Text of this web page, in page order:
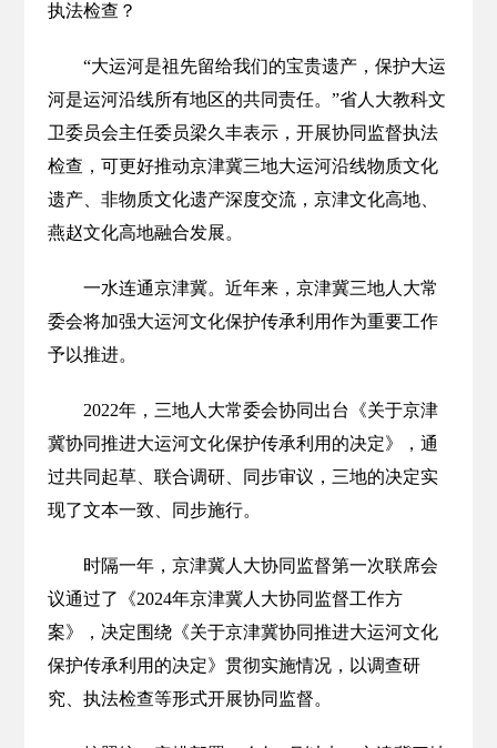
执法检查？
“大运河是祖先留给我们的宝贵遗产，保护大运
河是运河沿线所有地区的共同责任。”省人大教科文
卫委员会主任委员梁久丰表示，开展协同监督执法
检查，可更好推动京津冀三地大运河沿线物质文化
遗产、非物质文化遗产深度交流，京津文化高地、
燕赵文化高地融合发展。
一水连通京津冀。近年来，京津冀三地人大常
委会将加强大运河文化保护传承利用作为重要工作
予以推进。
2022年，三地人大常委会协同出台《关于京津
冀协同推进大运河文化保护传承利用的决定》，通
过共同起草、联合调研、同步审议，三地的决定实
现了文本一致、同步施行。
时隔一年，京津冀人大协同监督第一次联席会
议通过了《2024年京津冀人大协同监督工作方
案》，决定围绕《关于京津冀协同推进大运河文化
保护传承利用的决定》贯彻实施情况，以调查研
究、执法检查等形式开展协同监督。